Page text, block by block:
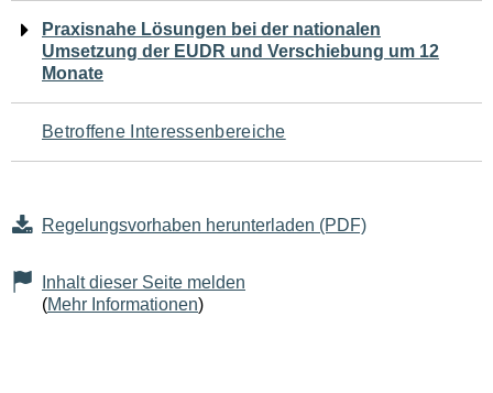
Navigation
für
den
Seiteninhalt
Praxisnahe Lösungen bei der nationalen
Umsetzung der EUDR und Verschiebung um 12
Monate
Betroffene Interessenbereiche
Regelungsvorhaben herunterladen (PDF)
Inhalt dieser Seite melden
(Mehr Informationen)